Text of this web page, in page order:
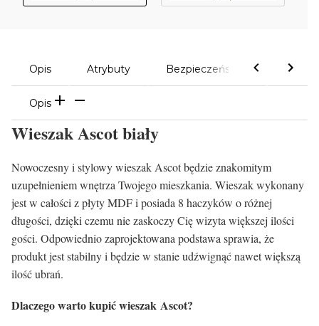
Opis Atrybuty Bezpieczeństwo
Opis
Wieszak Ascot biały
Nowoczesny i stylowy wieszak Ascot będzie znakomitym
uzupełnieniem wnętrza Twojego mieszkania. Wieszak wykonany
jest w całości z płyty MDF i posiada 8 haczyków o różnej
długości, dzięki czemu nie zaskoczy Cię wizyta większej ilości
gości. Odpowiednio zaprojektowana podstawa sprawia, że
produkt jest stabilny i będzie w stanie udźwignąć nawet większą
ilość ubrań.
Dlaczego warto kupić wieszak Ascot?